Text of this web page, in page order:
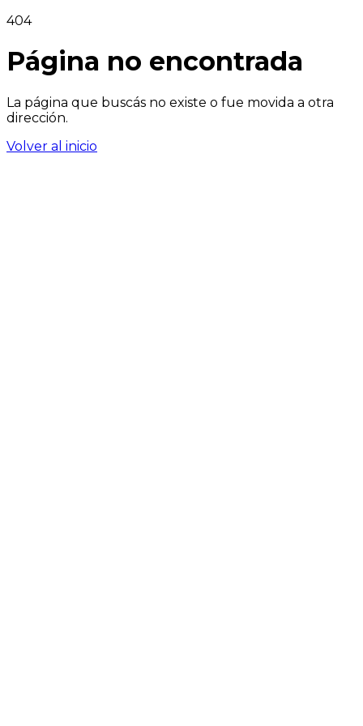
404
Página no encontrada
La página que buscás no existe o fue movida a otra
dirección.
Volver al inicio